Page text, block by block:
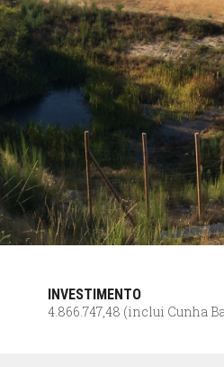
INVESTIMENTO
4.866.747,48 (inclui Cunha